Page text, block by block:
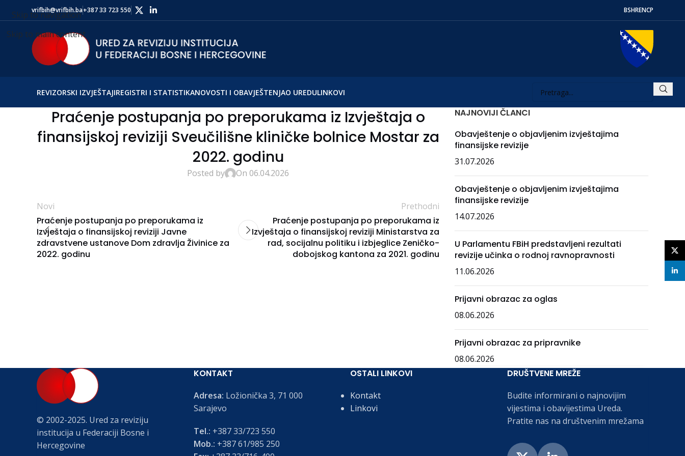
Skip to navigation
Skip to main content
vrifbih@vrifbih.ba+387 33 723 550 BSHRENСР
REVIZORSKI IZVJEŠTAJIREGISTRI I STATISTIKANOVOSTI I OBAVJEŠTENJAO UREDULINKOVI
Praćenje postupanja po preporukama iz Izvještaja o
finansijskoj reviziji Sveučilišne kliničke bolnice Mostar za
2022. godinu
Posted by On 06.04.2026
Novi
Praćenje postupanja po preporukama iz
Izvještaja o finansijskoj reviziji Javne
zdravstvene ustanove Dom zdravlja Živinice za
2022. godinu
Prethodni
Praćenje postupanja po preporukama iz
Izvještaja o finansijskoj reviziji Ministarstva za
rad, socijalnu politiku i izbjeglice Zeničko-
dobojskog kantona za 2021. godinu
NAJNOVIJI ČLANCI
Obavještenje o objavljenim izvještajima
finansijske revizije
31.07.2026
Obavještenje o objavljenim izvještajima
finansijske revizije
14.07.2026
U Parlamentu FBiH predstavljeni rezultati
revizije učinka o rodnoj ravnopravnosti
11.06.2026
Prijavni obrazac za oglas
08.06.2026
Prijavni obrazac za pripravnike
08.06.2026
© 2002-2025. Ured za reviziju
institucija u Federaciji Bosne i
Hercegovine
KONTAKT
Adresa: Ložionička 3, 71 000
Sarajevo
Tel.: +387 33/723 550
Mob.: +387 61/985 250
OSTALI LINKOVI
Kontakt
Linkovi
DRUŠTVENE MREŽE
Budite informirani o najnovijim
vijestima i obavijestima Ureda.
Pratite nas na društvenim mrežama